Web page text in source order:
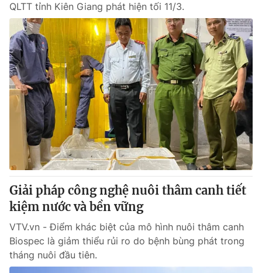
QLTT tỉnh Kiên Giang phát hiện tối 11/3.
Giải pháp công nghệ nuôi thâm canh tiết
kiệm nước và bền vững
VTV.vn - Điểm khác biệt của mô hình nuôi thâm canh
Biospec là giảm thiểu rủi ro do bệnh bùng phát trong
tháng nuôi đầu tiên.